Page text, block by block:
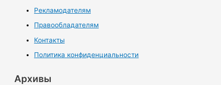
Рекламодателям
Правообладателям
Контакты
Политика конфиденциальности
Архивы